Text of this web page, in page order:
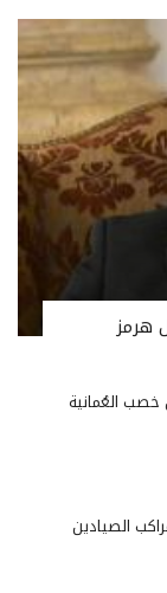
هرمز
العُمانية
الصيادين